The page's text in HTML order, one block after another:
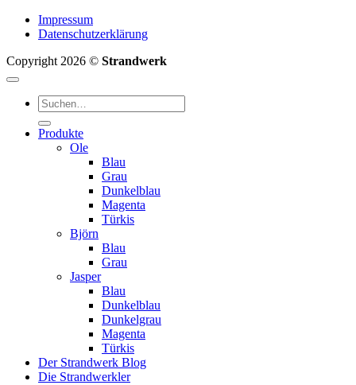
Impressum
Datenschutzerklärung
Copyright 2026 © Strandwerk
Suchen
nach:
Produkte
Ole
Blau
Grau
Dunkelblau
Magenta
Türkis
Björn
Blau
Grau
Jasper
Blau
Dunkelblau
Dunkelgrau
Magenta
Türkis
Der Strandwerk Blog
Die Strandwerkler